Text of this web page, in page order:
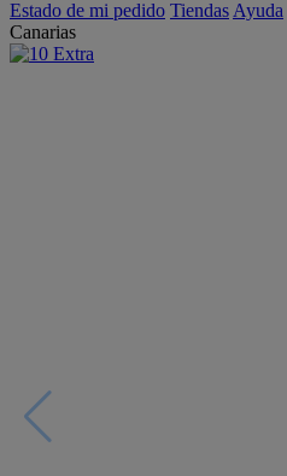
Estado de mi pedido Tiendas Ayuda
Canarias